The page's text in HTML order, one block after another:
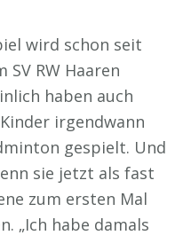
wird schon seit
SV RW Haaren
haben auch
irgendwann
gespielt. Und
sie jetzt als fast
zum ersten Mal
„Ich habe damals